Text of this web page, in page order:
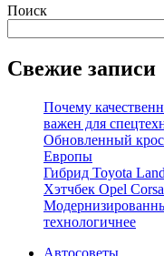
Поиск
Свежие записи
Почему
важен для
Обновленный
Европы
Гибрид Toyota
Хэтчбек Opel
технологичнее
Автосоветы